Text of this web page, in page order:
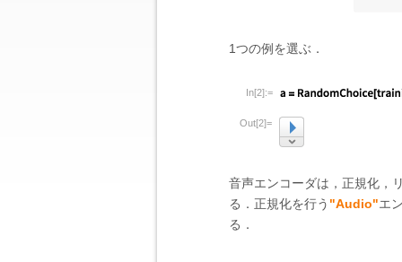
1つの例を選ぶ．
In[2]:=
Out[2]=
音声エンコーダは，正規化，
る．正規化を行う "Audio"エ
る．